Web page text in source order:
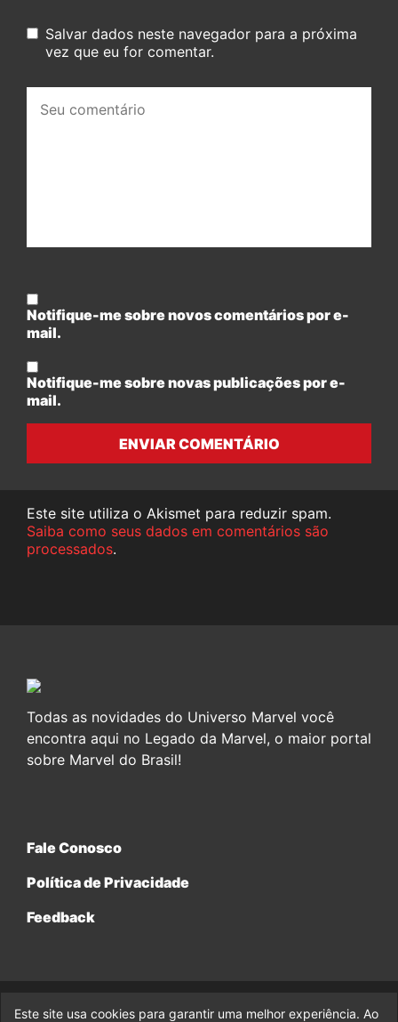
Salvar dados neste navegador para a próxima
vez que eu for comentar.
comentário:
Notifique-me sobre novos comentários por e-
mail.
Notifique-me sobre novas publicações por e-
mail.
ENVIAR COMENTÁRIO
Este site utiliza o Akismet para reduzir spam.
Saiba como seus dados em comentários são
processados.
Todas as novidades do Universo Marvel você
encontra aqui no Legado da Marvel, o maior portal
sobre Marvel do Brasil!
Fale Conosco
Política de Privacidade
Feedback
© 2017-2026 Legado da Marvel, uma empresa da Legado
Este site usa cookies para garantir uma melhor experiência. Ao